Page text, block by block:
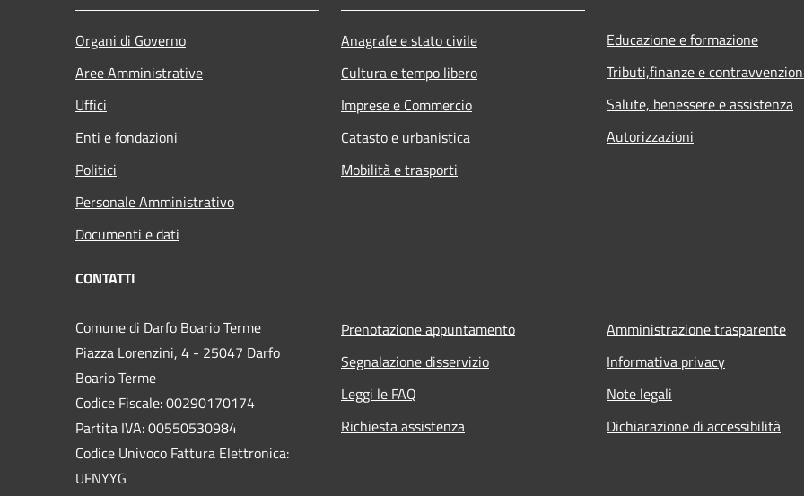
Organi di Governo
Aree Amministrative
Uffici
Enti e fondazioni
Politici
Personale Amministrativo
Documenti e dati
Anagrafe e stato civile
Cultura e tempo libero
Imprese e Commercio
Catasto e urbanistica
Mobilità e trasporti
Educazione e formazione
Tributi,finanze e
Salute, benessere e assistenza
Autorizzazioni
CONTATTI
Comune di Darfo Boario Terme
Piazza Lorenzini, 4 - 25047 Darfo
Boario Terme
Codice Fiscale: 00290170174
Partita IVA: 00550530984
Codice Univoco Fattura Elettronica:
UFNYYG
Prenotazione appuntamento
Segnalazione disservizio
Leggi le FAQ
Richiesta assistenza
Amministrazione trasparente
Informativa privacy
Note legali
Dichiarazione di accessibilità